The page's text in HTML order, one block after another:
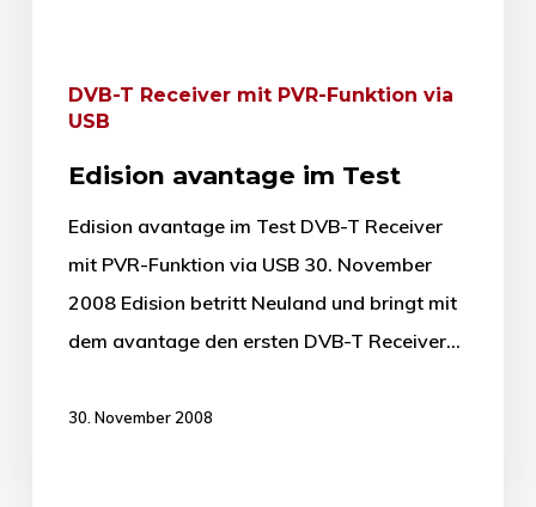
DVB-T Receiver mit PVR-Funktion via
USB
Edision avantage im Test
Edision avantage im Test DVB-T Receiver
mit PVR-Funktion via USB 30. November
2008 Edision betritt Neuland und bringt mit
dem avantage den ersten DVB-T Receiver…
30. November 2008